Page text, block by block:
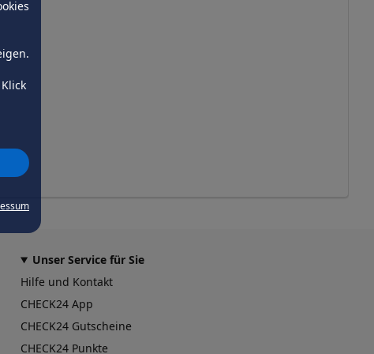
Unser Service für Sie
Hilfe und Kontakt
CHECK24 App
CHECK24 Gutscheine
CHECK24 Punkte